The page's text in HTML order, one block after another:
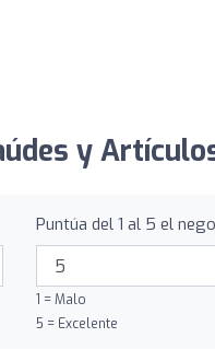
y
Puntúa del 1 al 5 el
1 = Malo
5 = Excelente